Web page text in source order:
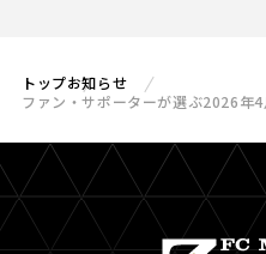
トップお知らせ
ファン・サポーターが選ぶ2026年4